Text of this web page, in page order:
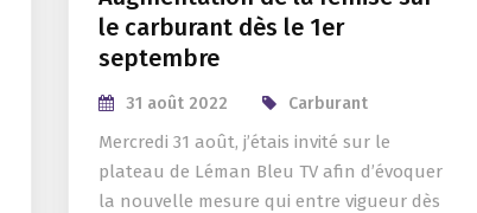
le carburant dès le 1er
septembre
31 août 2022 Carburant
Mercredi 31 août, j’étais invité sur le
plateau de Léman Bleu TV afin d’évoquer
la nouvelle mesure qui entre vigueur dès